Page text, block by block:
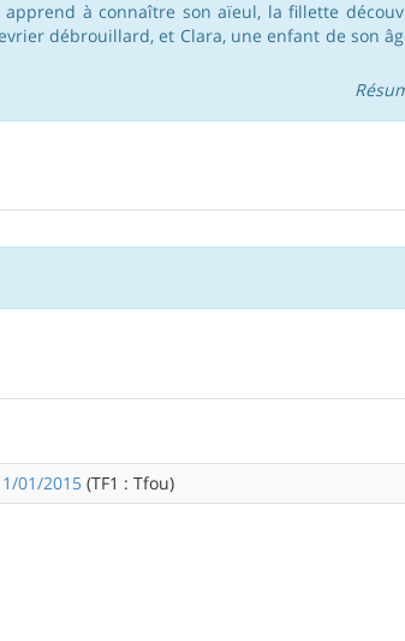
à connaître son aïeul, la fillette
débrouillard, et Clara, une enfant de son
01/2015(TF1 : Tfou)